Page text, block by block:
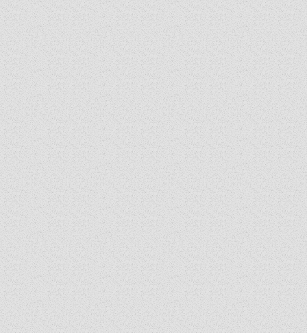
„GYERMEKVÉDELMI” KIHÍVÁSOK KÁNONJOGI
MEGKÖZELÍTÉSBEN